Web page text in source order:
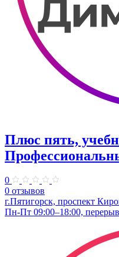
Плюс пять,
0
0 отзывов
г.Пятигорск, проспект
Пн-Пт 09:00–18:00,